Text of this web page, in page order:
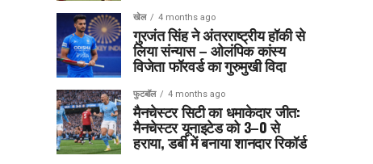
खेल 4 months ago
गुरजंत सिंह ने अंतरराष्ट्रीय हॉकी से
लिया संन्यास – ओलंपिक कांस्य
विजेता फॉरवर्ड का गुरुमुखी विदा
फुटबॉल 4 months ago
मैनचेस्टर सिटी का धमाकेदार जीत:
मैनचेस्टर यूनाइटेड को 3–0 से
हराया, डर्बी में बनाया शानदार रिकॉर्ड